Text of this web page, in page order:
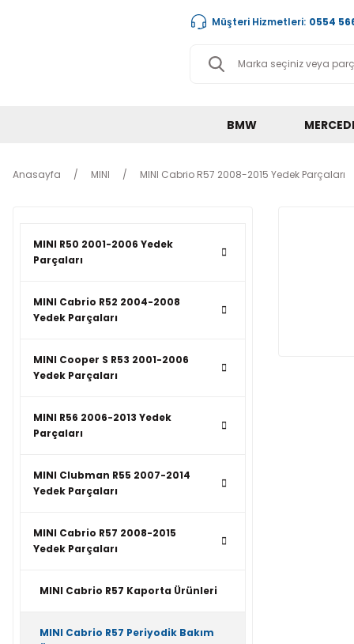
Müşteri Hizmetleri: 0554
BMW
Anasayfa MINI MINI Cabrio R57 2008-2015 Yedek Parçaları
MINI R50 2001-2006 Yedek
Parçaları
MINI Cabrio R52 2004-2008
Yedek Parçaları
MINI Cooper S R53 2001-2006
Yedek Parçaları
MINI R56 2006-2013 Yedek
Parçaları
MINI Clubman R55 2007-2014
Yedek Parçaları
MINI Cabrio R57 2008-2015
Yedek Parçaları
MINI Cabrio R57 Kaporta Ürünleri
MINI Cabrio R57 Periyodik Bakım